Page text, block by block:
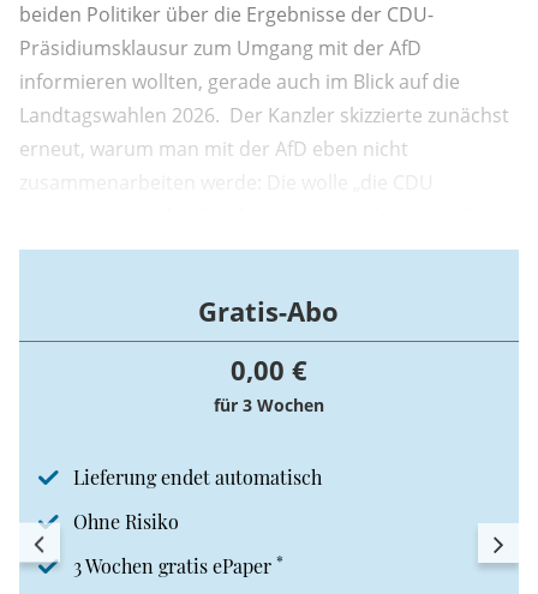
beiden Politiker über die Ergebnisse der CDU-
Präsidiumsklausur zum Umgang mit der AfD
informieren wollten, gerade auch im Blick auf die
Landtagswahlen 2026. Der Kanzler skizzierte zunächst
erneut, warum man mit der AfD eben nicht
zusammenarbeiten werde: Die wolle „die CDU
Dabei stelle sie nicht nur die Politik der letzten zehn
Verständnis durchscheinen ließ, sondern auch ...
Gratis-Abo
0,00 €
für 3 Wochen
Lieferung endet automatisch
Ohne Risiko
3 Wochen gratis ePaper *